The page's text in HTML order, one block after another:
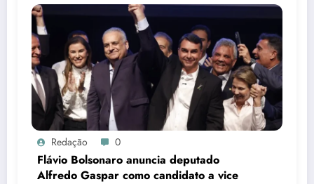
Redação 0
Flávio Bolsonaro anuncia deputado
Alfredo Gaspar como candidato a vice